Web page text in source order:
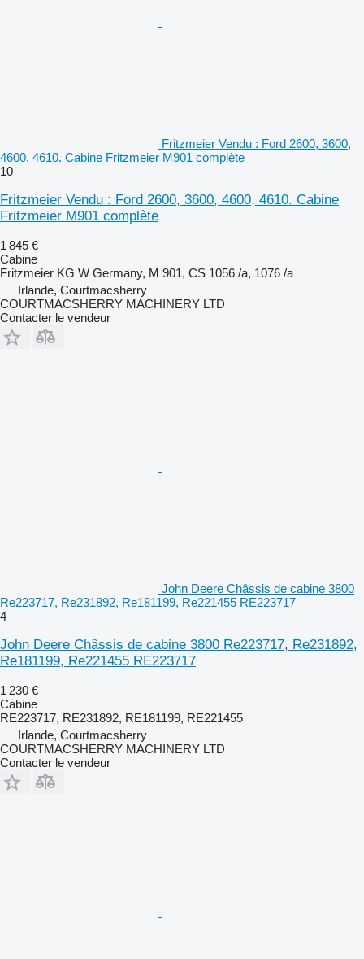
Fritzmeier Vendu : Ford 2600, 3600,
4600, 4610. Cabine Fritzmeier M901 complète
10
Fritzmeier Vendu : Ford 2600, 3600, 4600, 4610. Cabine
Fritzmeier M901 complète
1 845 €
Cabine
Fritzmeier KG W Germany, M 901, CS 1056 /a, 1076 /a
Irlande, Courtmacsherry
COURTMACSHERRY MACHINERY LTD
Contacter le vendeur
John Deere Châssis de cabine 3800
Re223717, Re231892, Re181199, Re221455 RE223717
4
John Deere Châssis de cabine 3800 Re223717, Re231892,
Re181199, Re221455 RE223717
1 230 €
Cabine
RE223717, RE231892, RE181199, RE221455
Irlande, Courtmacsherry
COURTMACSHERRY MACHINERY LTD
Contacter le vendeur